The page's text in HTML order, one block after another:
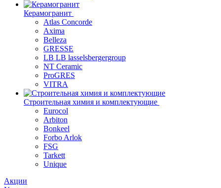
Керамогранит
Atlas Concorde
Axima
Belleza
GRESSE
LB LB lasselsbergergroup
NT Ceramic
ProGRES
VITRA
Строительная химия и комплектующие
Eurocol
Arbiton
Bonkeel
Forbo Arlok
FSG
Tarkett
Unique
Акции